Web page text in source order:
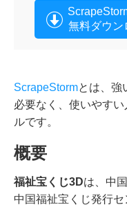
無料ダウン
ScrapeStormとは、強
必要なく、使いやす
ルです。
概要
福祉宝くじ3Dは、中
中国福祉宝くじ発行